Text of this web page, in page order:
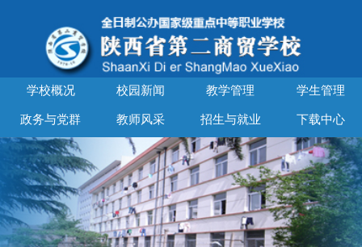
学校概况 校园新闻 教学管理 学生管理
政务与党群 教师风采 招生与就业 下载中心